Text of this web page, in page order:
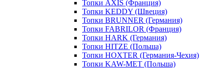
Топки AXIS (Франция)
Топки KEDDY (Швеция)
Топки BRUNNER (Германия)
Топки FABRILOR (Франция)
Топки HARK (Германия)
Топки HITZE (Польша)
Топки HOXTER (Германия-Чехия)
Топки KAW-MET (Польша)